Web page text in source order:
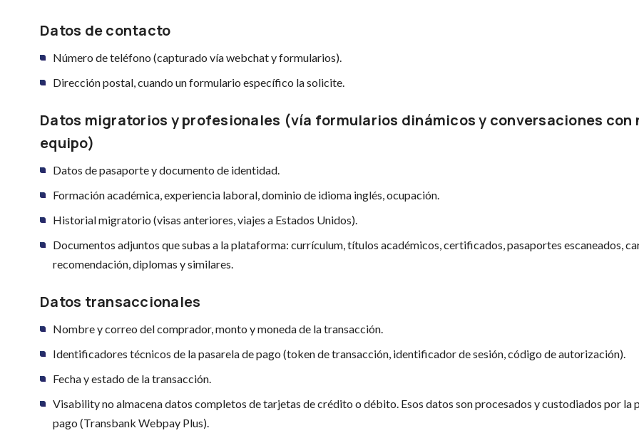
Datos de contacto
Número de teléfono (capturado vía webchat y formularios).
Dirección postal, cuando un formulario específico la solicite.
Datos migratorios y profesionales (vía formularios dinámicos y conversaciones con
equipo)
Datos de pasaporte y documento de identidad.
Formación académica, experiencia laboral, dominio de idioma inglés, ocupación.
Historial migratorio (visas anteriores, viajes a Estados Unidos).
Documentos adjuntos que subas a la plataforma: currículum, títulos académicos, certificados, pasaportes escaneados,
recomendación, diplomas y similares.
Datos transaccionales
Nombre y correo del comprador, monto y moneda de la transacción.
Identificadores técnicos de la pasarela de pago (token de transacción, identificador de sesión, código de autorización).
Fecha y estado de la transacción.
Visability no almacena datos completos de tarjetas de crédito o débito. Esos datos son procesados y custodiados por la
pago (Transbank Webpay Plus).